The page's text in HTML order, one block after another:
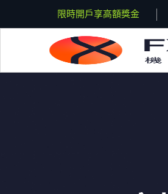
限時開戶享高額獎金